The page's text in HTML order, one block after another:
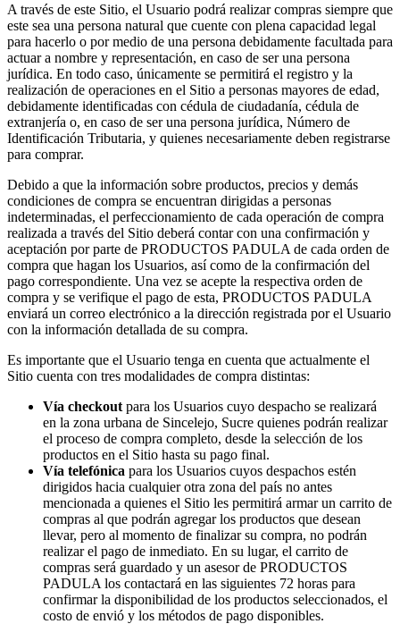
A través de este Sitio, el Usuario podrá realizar compras siempre que
este sea una persona natural que cuente con plena capacidad legal
para hacerlo o por medio de una persona debidamente facultada para
actuar a nombre y representación, en caso de ser una persona
jurídica. En todo caso, únicamente se permitirá el registro y la
realización de operaciones en el Sitio a personas mayores de edad,
debidamente identificadas con cédula de ciudadanía, cédula de
extranjería o, en caso de ser una persona jurídica, Número de
Identificación Tributaria, y quienes necesariamente deben registrarse
para comprar.
Debido a que la información sobre productos, precios y demás
condiciones de compra se encuentran dirigidas a personas
indeterminadas, el perfeccionamiento de cada operación de compra
realizada a través del Sitio deberá contar con una confirmación y
aceptación por parte de PRODUCTOS PADULA de cada orden de
compra que hagan los Usuarios, así como de la confirmación del
pago correspondiente. Una vez se acepte la respectiva orden de
compra y se verifique el pago de esta, PRODUCTOS PADULA
enviará un correo electrónico a la dirección registrada por el Usuario
con la información detallada de su compra.
Es importante que el Usuario tenga en cuenta que actualmente el
Sitio cuenta con tres modalidades de compra distintas:
Vía checkout para los Usuarios cuyo despacho se realizará
en la zona urbana de Sincelejo, Sucre quienes podrán realizar
el proceso de compra completo, desde la selección de los
productos en el Sitio hasta su pago final.
Vía telefónica para los Usuarios cuyos despachos estén
dirigidos hacia cualquier otra zona del país no antes
mencionada a quienes el Sitio les permitirá armar un carrito de
compras al que podrán agregar los productos que desean
llevar, pero al momento de finalizar su compra, no podrán
realizar el pago de inmediato. En su lugar, el carrito de
compras será guardado y un asesor de PRODUCTOS
PADULA los contactará en las siguientes 72 horas para
confirmar la disponibilidad de los productos seleccionados, el
costo de envió y los métodos de pago disponibles.